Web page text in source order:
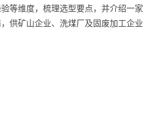
等维度，梳理选型要点，并介绍一家
供矿山企业、洗煤厂及固废加工企业